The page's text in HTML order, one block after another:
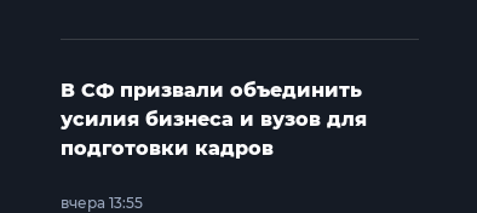
В СФ призвали объединить
усилия бизнеса и вузов для
подготовки кадров
вчера 13:55